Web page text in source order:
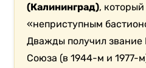
(Калининград), который
«неприступным
Дважды получил звание
Союза (в 1944-м и 1977-